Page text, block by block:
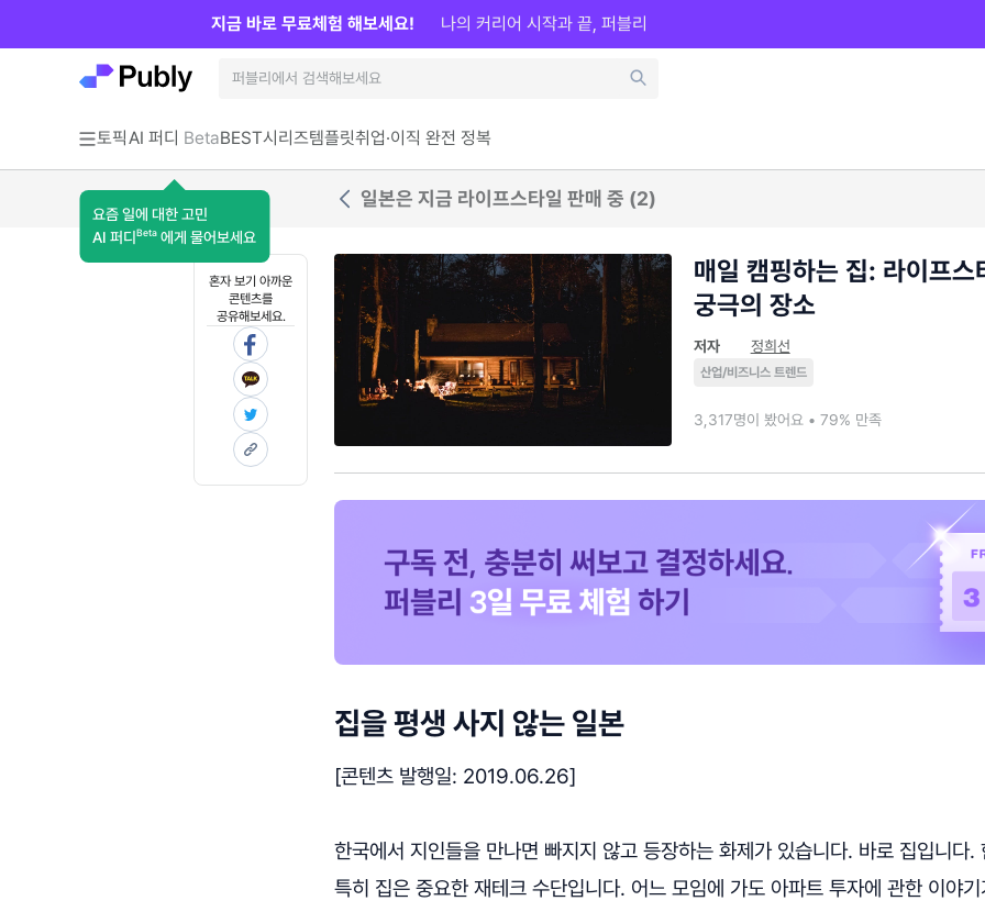
토픽AI 퍼디 Beta
요즘 일에 대한 고민
AI 퍼디 Beta 에게 물어보세요
BEST시리즈템플릿취업·이직 완전 정복
지금 바로 무료체험 해보세요! 나의 커리어 시작과 끝, 퍼블리
일본은 지금 라이프스타일 판매 중 (2)
혼자 보기 아까운
콘텐츠를
공유해보세요.
매일 캠핑하는 집: 라이프스
궁극의 장소
저자 정희선
산업/비즈니스 트렌드
3,317명이 봤어요 • 79% 만족
집을 평생 사지 않는 일본
[콘텐츠 발행일: 2019.06.26]
한국에서 지인들을 만나면 빠지지 않고 등장하는 화제가 있습니다. 바로 집입니다.
특히 집은 중요한 재테크 수단입니다. 어느 모임에 가도 아파트 투자에 관한 이야